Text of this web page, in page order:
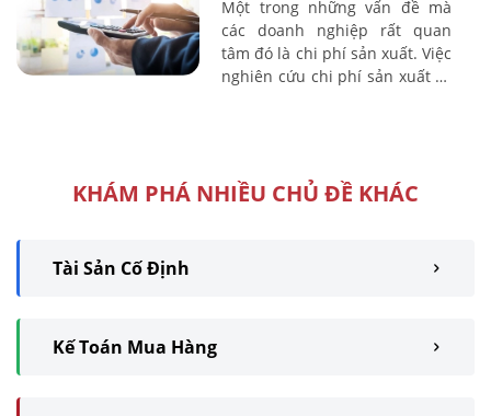
Một trong những vấn đề mà
các doanh nghiệp rất quan
tâm đó là chi phí sản xuất. Việc
nghiên cứu chi phí sản xuất sẽ
KHÁM PHÁ NHIỀU CHỦ ĐỀ KHÁC
Tài Sản Cố Định
Kế Toán Mua Hàng